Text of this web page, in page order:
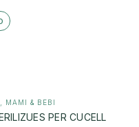
MAMI & BEBI
PER CUCELL